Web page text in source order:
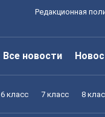
Редакционная
Все новости
6 класс 7 класс 8